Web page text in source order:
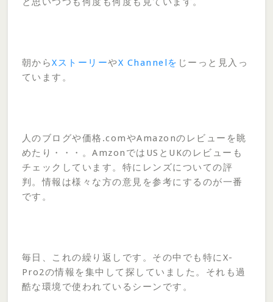
朝からXストーリーやX Channelを じーっと見入っ
ています。
人のブログや価格.comやAmazonのレビューを眺
めたり・・・。AmzonではUSとUKのレビューも
チェックしています。特にレンズについての評
判。情報は様々な方の意見を参考にするのが一番
です。
毎日、これの繰り返しです。その中でも特にX-
Pro2の情報を集中して探していました。それも過
酷な環境で使われているシーンです。